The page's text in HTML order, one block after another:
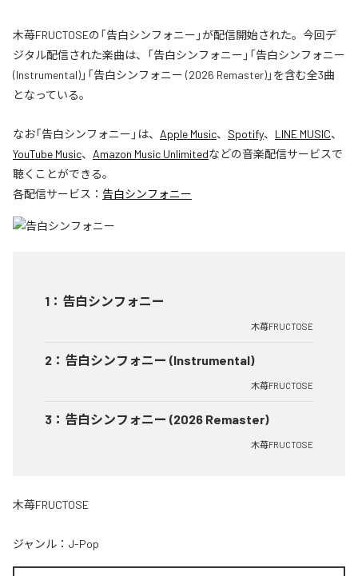
木苺FRUCTOSEの「告白シンフォニー」が配信開始された。今回デ
ジタル配信された楽曲は、「告白シンフォニー」「告白シンフォニー
(Instrumental)」「告白シンフォニー (2026 Remaster)」を含む全3曲
となっている。
なお「告白シンフォニー 」は、 Apple Music、 Spotify、 LINE MUSIC、
YouTube Music、 Amazon Music Unlimitedなどの音楽配信サービスで
聴くことができる。
各配信サービス： 告白シンフォニー
1 ： 告白シンフォニー
木苺FRUCTOSE
2 ： 告白シンフォニー (Instrumental)
木苺FRUCTOSE
3 ： 告白シンフォニー (2026 Remaster)
木苺FRUCTOSE
木苺FRUCTOSE
ジャンル： J-Pop